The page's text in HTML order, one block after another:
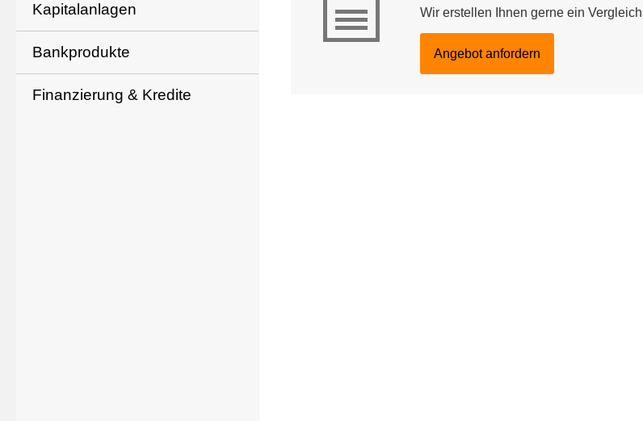
Kapitalanlagen
Bankprodukte
Finanzierung & Kredite
Wir erstellen Ihnen gerne ein
An­ge­bot an­for­dern